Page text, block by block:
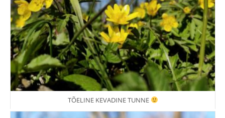
TÕELINE KEVADINE TUNNE